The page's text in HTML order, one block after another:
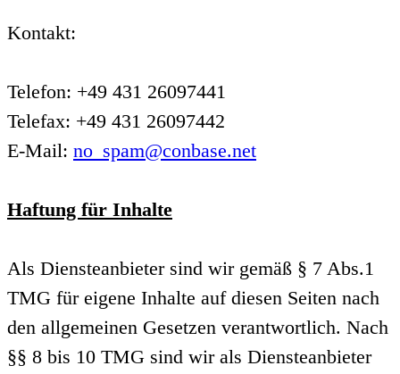
Kontakt:
Telefon: +49 431 26097441
Telefax: +49 431 26097442
E-Mail: no_spam@conbase.net
Haftung für Inhalte
Als Diensteanbieter sind wir gemäß § 7 Abs.1
TMG für eigene Inhalte auf diesen Seiten nach
den allgemeinen Gesetzen verantwortlich. Nach
§§ 8 bis 10 TMG sind wir als Diensteanbieter